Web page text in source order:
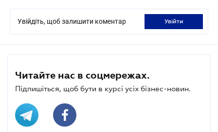
Увійдіть, щоб залишити коментар увійти
Читайте нас в соцмережах.
Підпишіться, щоб бути в курсі усіх бізнес-новин.